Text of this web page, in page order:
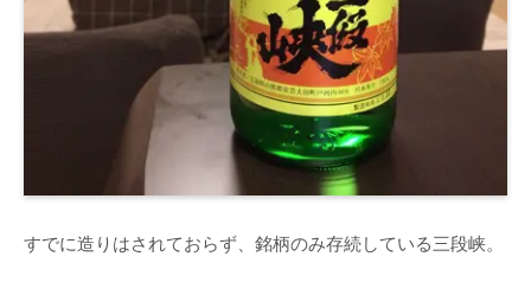
すでに造りはされておらず、銘柄のみ存続している三段峡。